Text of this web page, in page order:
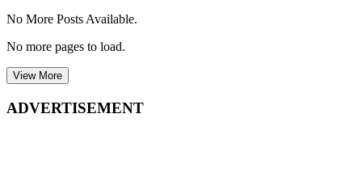
No More Posts Available.
No more pages to load.
View More
ADVERTISEMENT